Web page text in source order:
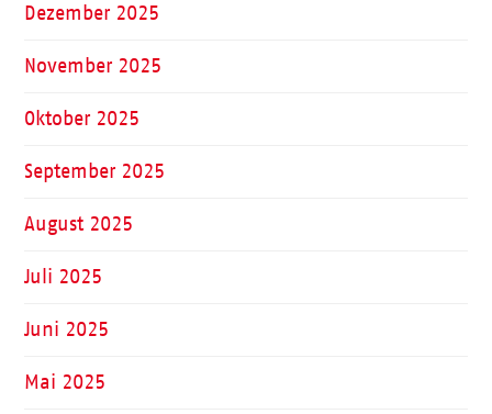
Dezember 2025
November 2025
Oktober 2025
September 2025
August 2025
Juli 2025
Juni 2025
Mai 2025